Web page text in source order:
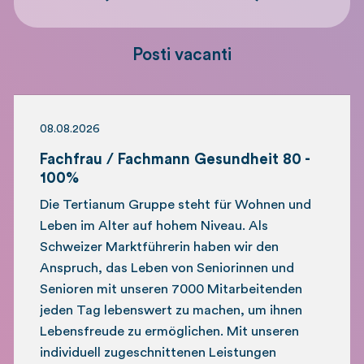
Posti vacanti
08.08.2026
Fachfrau / Fachmann Gesundheit 80 -
100%
Die Tertianum Gruppe steht für Wohnen und
Leben im Alter auf hohem Niveau. Als
Schweizer Marktführerin haben wir den
Anspruch, das Leben von Seniorinnen und
Senioren mit unseren 7000 Mitarbeitenden
jeden Tag lebenswert zu machen, um ihnen
Lebensfreude zu ermöglichen. Mit unseren
individuell zugeschnittenen Leistungen